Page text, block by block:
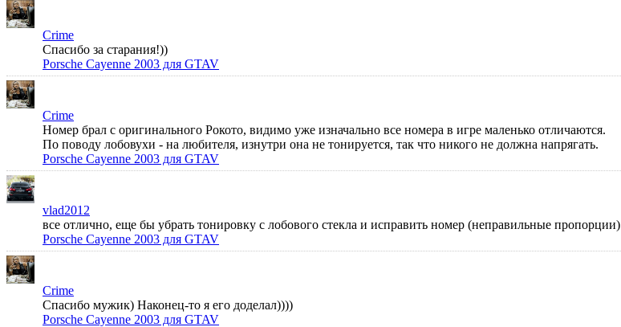
Crime
Спасибо за старания!))
Porsche Cayenne 2003 для GTAV
Crime
Номер брал с оригинального Рокото, видимо уже изначально все номера в игре маленько отличаются.
По поводу лобовухи - на любителя, изнутри она не тонируется, так что никого не должна напрягать.
Porsche Cayenne 2003 для GTAV
vlad2012
все отлично, еще бы убрать тонировку с лобового стекла и исправить номер (неправильные пропорции)
Porsche Cayenne 2003 для GTAV
Crime
Спасибо мужик) Наконец-то я его доделал))))
Porsche Cayenne 2003 для GTAV